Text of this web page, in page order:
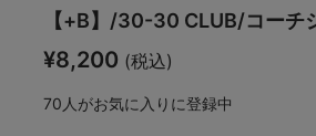
【+B】/30-30 CLUB/コーチ
¥8,200 (税込)
70 人がお気に入りに登録中